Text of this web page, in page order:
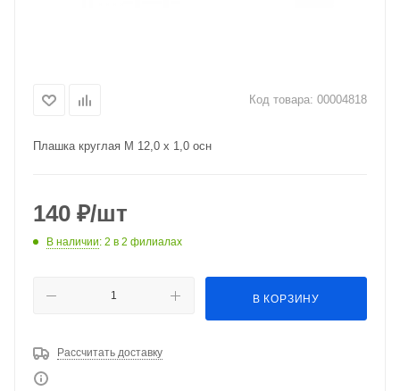
Код товара: 00004818
Плашка круглая М 12,0 х 1,0 осн
140 ₽/шт
В наличии: 2 в 2 филиалах
В КОРЗИНУ
Рассчитать доставку